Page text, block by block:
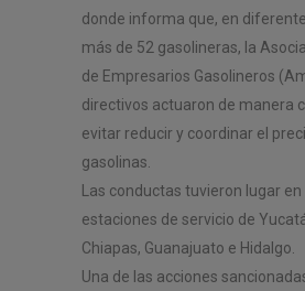
donde informa que, en
más de 52 gasolineras, la
de Empresarios Gasolineros
directivos actuaron de manera
evitar reducir y coordinar el
gasolinas.
Las conductas tuvieron lugar
estaciones de servicio de
Chiapas, Guanajuato e Hidalgo.
Una de las acciones